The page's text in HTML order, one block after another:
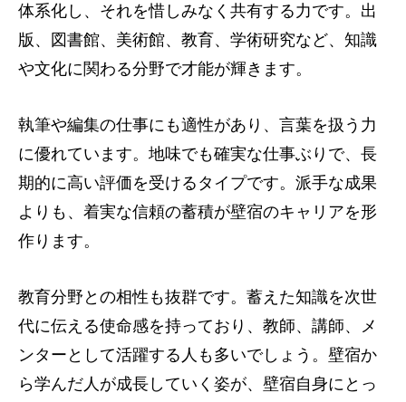
体系化し、それを惜しみなく共有する力です。出
版、図書館、美術館、教育、学術研究など、知識
や文化に関わる分野で才能が輝きます。
執筆や編集の仕事にも適性があり、言葉を扱う力
に優れています。地味でも確実な仕事ぶりで、長
期的に高い評価を受けるタイプです。派手な成果
よりも、着実な信頼の蓄積が壁宿のキャリアを形
作ります。
教育分野との相性も抜群です。蓄えた知識を次世
代に伝える使命感を持っており、教師、講師、メ
ンターとして活躍する人も多いでしょう。壁宿か
ら学んだ人が成長していく姿が、壁宿自身にとっ